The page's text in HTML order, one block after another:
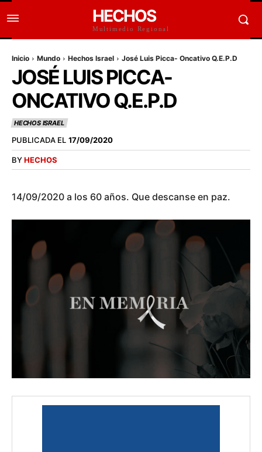
HECHOS
Multimedio Regional
Inicio Mundo Hechos Israel José Luis Picca- Oncativo Q.E.P.D
JOSÉ LUIS PICCA-
ONCATIVO Q.E.P.D
HECHOS ISRAEL
PUBLICADA EL 17/09/2020
BYHECHOS
14/09/2020 a los 60 años. Que descanse en paz.